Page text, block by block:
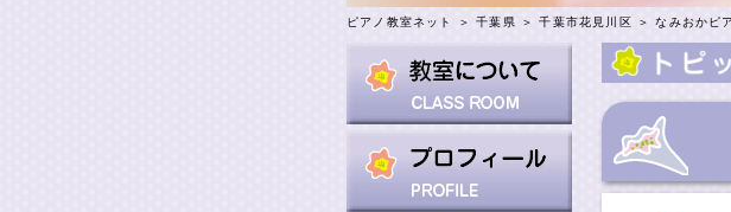
ピアノ教室ネット ＞千葉県 ＞千葉市花見川区 ＞なみおかピ